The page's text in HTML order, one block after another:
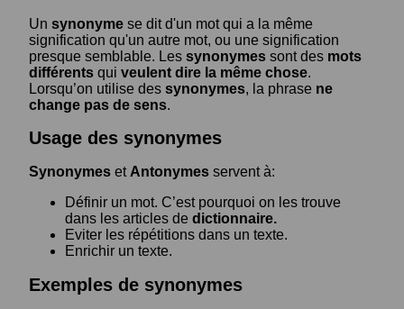
Un synonyme se dit d'un mot qui a la même
signification qu'un autre mot, ou une signification
presque semblable. Les synonymes sont des mots
différents qui veulent dire la même chose.
Lorsqu’on utilise des synonymes, la phrase ne
change pas de sens.
Usage des synonymes
Synonymes et Antonymes servent à:
Définir un mot. C’est pourquoi on les trouve
dans les articles de dictionnaire.
Eviter les répétitions dans un texte.
Enrichir un texte.
Exemples de synonymes